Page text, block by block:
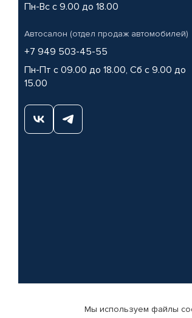
Пн-Вс с 9.00 до 18.00
Автосалон (отдел продаж автомобилей)
+7 949 503-45-55
Пн-Пт с 09.00 до 18.00, Сб с 9.00 до
15.00
© КАМАЗ ЦЕНТР ДОНЕЦК, 2015-2026. Все
Мы используем файлы